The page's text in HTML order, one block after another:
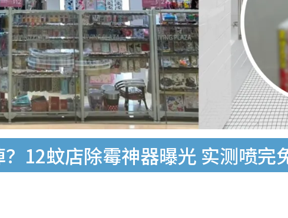
12蚊店除霉神器曝光 实测喷完